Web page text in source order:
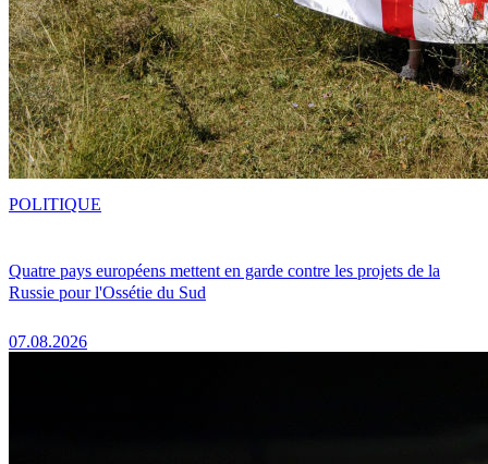
Quatre pays européens mettent en garde contre les projets de la
Russie pour l'Ossétie du Sud
07.08.2026
POLITIQUE